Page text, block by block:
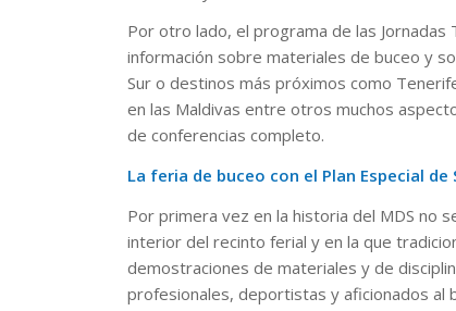
Por otro lado, el programa de las
información sobre materiales de buceo y
Sur o destinos más próximos como
en las Maldivas entre otros muchos
de conferencias completo.
La feria de buceo con el Plan Especial de
Por primera vez en la historia del MDS no
interior del recinto ferial y en la que
demostraciones de materiales y de
profesionales, deportistas y aficionados al